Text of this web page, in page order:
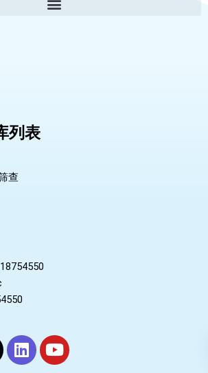
列表
查
L
i
Y
o